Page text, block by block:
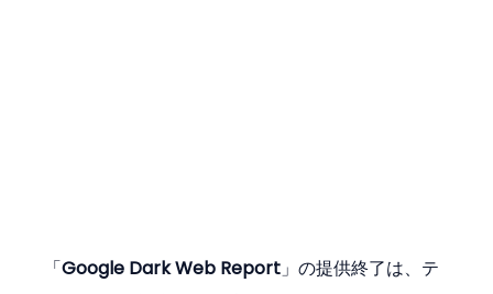
「Google Dark Web Report 」の提供終了は、テ